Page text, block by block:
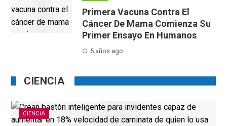
Primera Vacuna Contra El
Cáncer De Mama Comienza Su
Primer Ensayo En Humanos
5 años ago
CIENCIA
CIENCIA